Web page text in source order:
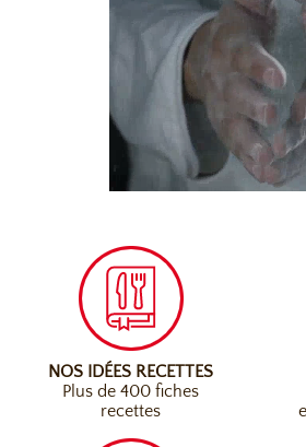
NOS IDÉES RECETTES
Plus de 400 fiches
recettes